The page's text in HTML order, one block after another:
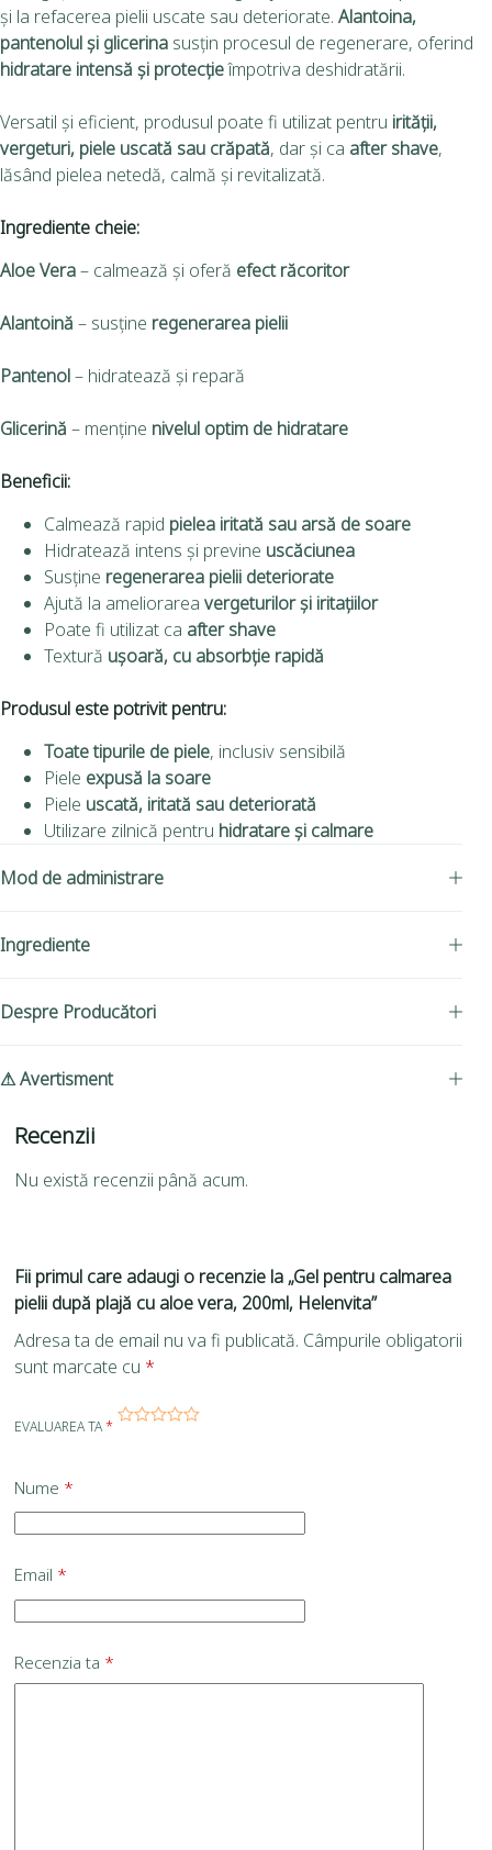
și la refacerea pielii uscate sau deteriorate. Alantoina,
pantenolul și glicerina susțin procesul de regenerare, oferind
hidratare intensă și protecțieîmpotriva deshidratării.
Versatil și eficient, produsul poate fi utilizat pentru irității,
vergeturi, piele uscată sau crăpată, dar și ca after shave,
lăsând pielea netedă, calmă și revitalizată.
Ingrediente cheie:
Aloe Vera– calmează și oferă efect răcoritor
Alantoină – susține regenerarea pielii
Pantenol– hidratează și repară
Glicerină – menține nivelul optim de hidratare
Beneficii:
Calmează rapid pielea iritată sau arsă de soare
Hidratează intens și previne uscăciunea
Susține regenerarea pielii deteriorate
Ajută la ameliorarea vergeturilor și iritațiilor
Poate fi utilizat ca after shave
Textură ușoară, cu absorbție rapidă
Produsul este potrivit pentru:
Toate tipurile de piele, inclusiv sensibilă
Piele expusă la soare
Piele uscată, iritată sau deteriorată
Utilizare zilnică pentru hidratare și calmare
Mod de administrare
Ingrediente
Despre Producători
⚠ Avertisment
Recenzii
Nu există recenzii până acum.
Fii primul care adaugi o recenzie la „Gel pentru calmarea
pielii după plajă cu aloe vera, 200ml, Helenvita”
Adresa ta de email nu va fi publicată. Câmpurile obligatorii
sunt marcate cu *
EVALUAREA TA*
Nume *
Email *
Recenzia ta *